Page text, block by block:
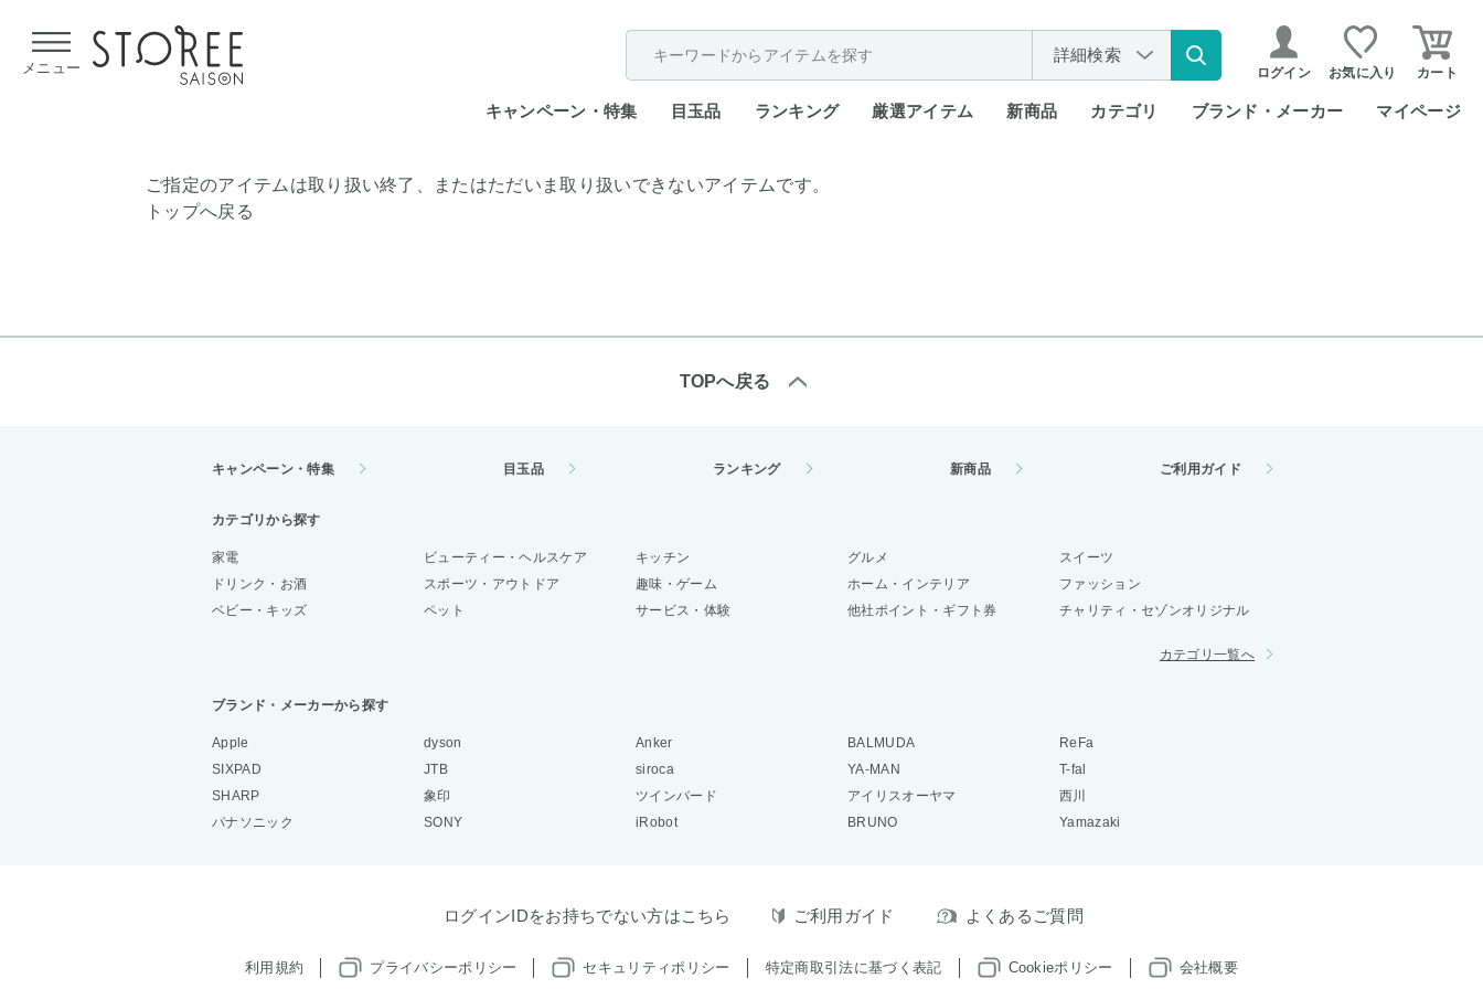
メニュー
詳細検索
ログイン お気に入り カート
キャンペーン・特集 目玉品 ランキング 厳選アイテム 新商品 カテゴリ ブランド・メーカー マイページ
ご指定のアイテムは取り扱い終了、またはただいま取り扱いできないアイテムです。
トップへ戻る
TOPへ戻る
キャンペーン・特集 目玉品 ランキング 新商品 ご利用ガイド
カテゴリから探す
家電 ビューティー・ヘルスケア キッチン グルメ
スイーツ
ドリンク・お酒
スポーツ・アウトドア 趣味・ゲーム ホーム・インテリア
ファッション
ベビー・キッズ
ペット サービス・体験 他社ポイント・ギフト券 チャリティ・セゾンオリジナル
カテゴリ一覧へ
ブランド・メーカーから探す
Apple dyson Anker BALMUDA
ReFa
SIXPAD
JTB siroca YA-MAN
T-fal
SHARP
象印 ツインバード アイリスオーヤマ
西川
パナソニック
SONY iRobot BRUNO Yamazaki
ログインIDをお持ちでない方はこちら ご利用ガイド よくあるご質問
利用規約 プライバシーポリシー セキュリティポリシー 特定商取引法に基づく表記 Cookieポリシー 会社概要